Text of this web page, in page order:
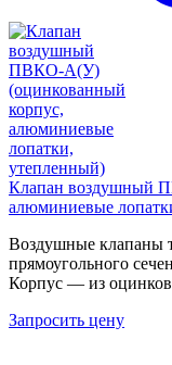
Клапан воздушный
алюминиевые
Воздушные клапаны
прямоугольного
Корпус — из
Запросить цену